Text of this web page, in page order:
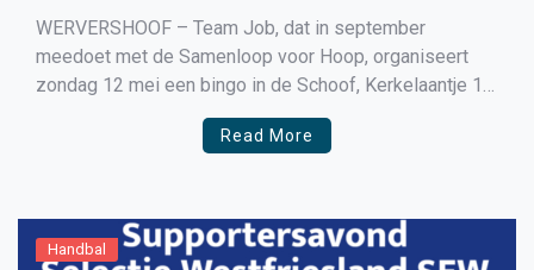
WERVERSHOOF – Team Job, dat in september
meedoet met de Samenloop voor Hoop, organiseert
zondag 12 mei een bingo in de Schoof, Kerkelaantje 1
in Wervershoof. Er zijn diverse prijzen te winnen en de
opbrengst van de middag gaat naar KWF
Read More
Handbal